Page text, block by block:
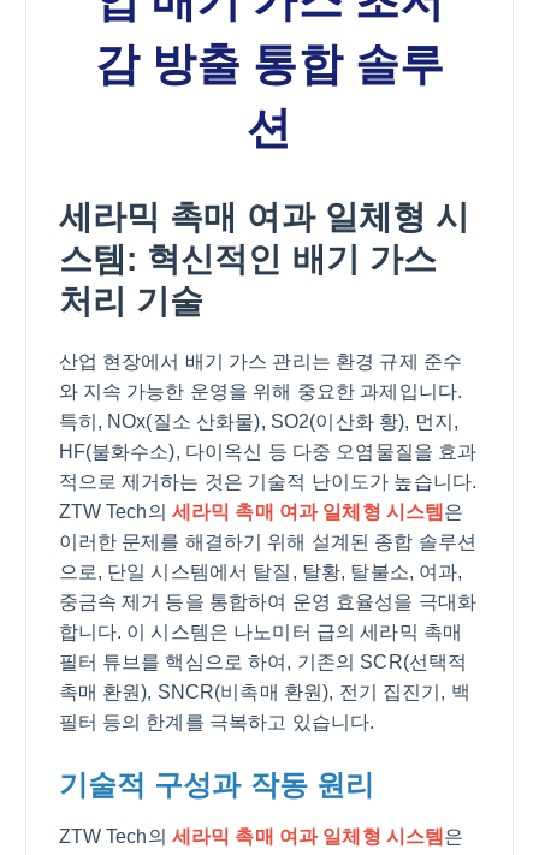
감 방출 통합 솔루
션
세라믹 촉매 여과 일체형 시
스템: 혁신적인 배기 가스
처리 기술
산업 현장에서 배기 가스 관리는 환경 규제 준수
와 지속 가능한 운영을 위해 중요한 과제입니다.
특히, NOx(질소 산화물), SO2(이산화 황), 먼지,
HF(불화수소), 다이옥신 등 다중 오염물질을 효과
적으로 제거하는 것은 기술적 난이도가 높습니다.
ZTW Tech의 세라믹 촉매 여과 일체형 시스템 은
이러한 문제를 해결하기 위해 설계된 종합 솔루션
으로, 단일 시스템에서 탈질, 탈황, 탈불소, 여과,
중금속 제거 등을 통합하여 운영 효율성을 극대화
합니다. 이 시스템은 나노미터 급의 세라믹 촉매
필터 튜브를 핵심으로 하여, 기존의 SCR(선택적
촉매 환원), SNCR(비촉매 환원), 전기 집진기, 백
필터 등의 한계를 극복하고 있습니다.
기술적 구성과 작동 원리
ZTW Tech의 세라믹 촉매 여과 일체형 시스템 은